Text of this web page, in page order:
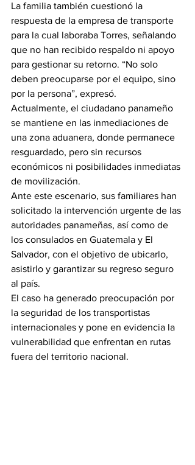
La familia también cuestionó la
respuesta de la empresa de transporte
para la cual laboraba Torres, señalando
que no han recibido respaldo ni apoyo
para gestionar su retorno. “No solo
deben preocuparse por el equipo, sino
por la persona”, expresó.
Actualmente, el ciudadano panameño
se mantiene en las inmediaciones de
una zona aduanera, donde permanece
resguardado, pero sin recursos
económicos ni posibilidades inmediatas
de movilización.
Ante este escenario, sus familiares han
solicitado la intervención urgente de las
autoridades panameñas, así como de
los consulados en Guatemala y El
Salvador, con el objetivo de ubicarlo,
asistirlo y garantizar su regreso seguro
al país.
El caso ha generado preocupación por
la seguridad de los transportistas
internacionales y pone en evidencia la
vulnerabilidad que enfrentan en rutas
fuera del territorio nacional.